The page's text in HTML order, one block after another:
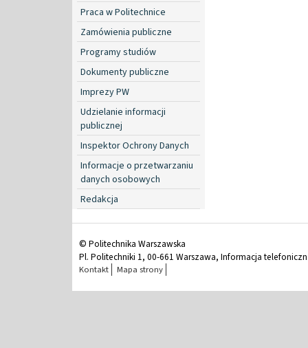
Praca w Politechnice
Zamówienia publiczne
Programy studiów
Dokumenty publiczne
Imprezy PW
Udzielanie informacji
publicznej
Inspektor Ochrony Danych
Informacje o przetwarzaniu
danych osobowych
Redakcja
© Politechnika Warszawska
Pl. Politechniki 1, 00-661 Warszawa, Informacja
Kontakt Mapa strony